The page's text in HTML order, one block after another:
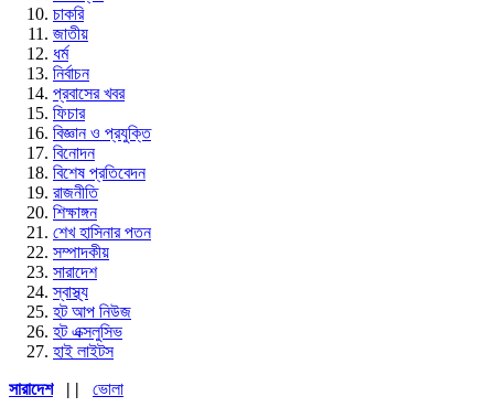
চাকরি
জাতীয়
ধর্ম
নির্বাচন
প্রবাসের খবর
ফিচার
বিজ্ঞান ও প্রযুক্তি
বিনোদন
বিশেষ প্রতিবেদন
রাজনীতি
শিক্ষাঙ্গন
শেখ হাসিনার পতন
সম্পাদকীয়
সারাদেশ
স্বাস্থ্য
হট আপ নিউজ
হট এক্সলুসিভ
হাই লাইটস
সারাদেশ
| | ভোলা